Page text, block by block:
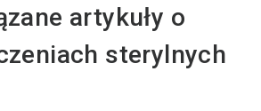
artykuły o
sterylnych